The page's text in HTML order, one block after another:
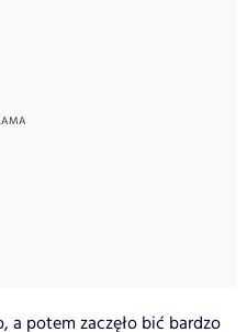
a potem zaczęło bić bardzo